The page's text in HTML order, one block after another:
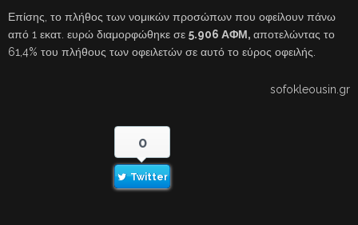
Επίσης, το πλήθος των νομικών προσώπων που οφείλουν πάνω
από 1 εκατ. ευρώ διαμορφώθηκε σε 5.906 ΑΦΜ, αποτελώντας το
61,4% του πλήθους των οφειλετών σε αυτό το εύρος οφειλής.
sofokleousin.gr
0
Twitter